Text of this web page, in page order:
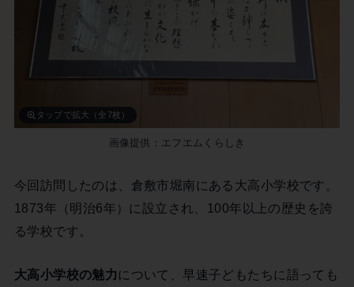
タップで拡大（全7枚）
画像提供：エフエムくらしき
今回訪問したのは、倉敷市堀南にある大高小学校です。
1873年（明治6年）に設立され、100年以上の歴史を誇
る学校です。
大高小学校の魅力 について、早速子どもたちに語っても